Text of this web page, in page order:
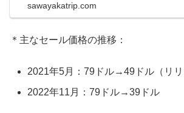
うことができます。＊無料配布
sawayakatrip.com
＊主なセール価格の推移：
2021年5月：79ドル→49ドル（リリ
2022年11月：79ドル→39ドル